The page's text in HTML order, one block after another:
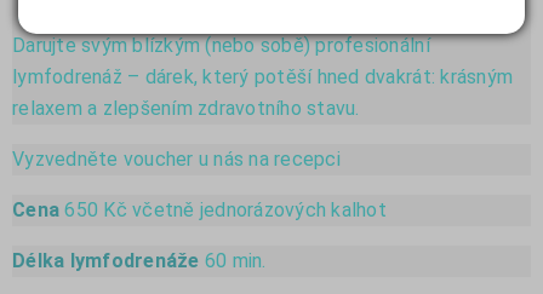
K
Darujte svým blízkým (nebo sobě) profesionální
lymfodrenáž – dárek, který potěší hned dvakrát: krásným
relaxem a zlepšením zdravotního stavu.
Vyzvedněte voucher u nás na recepci
Cena 650 Kč včetně jednorázových kalhot
Délka lymfodrenáže 60 min.